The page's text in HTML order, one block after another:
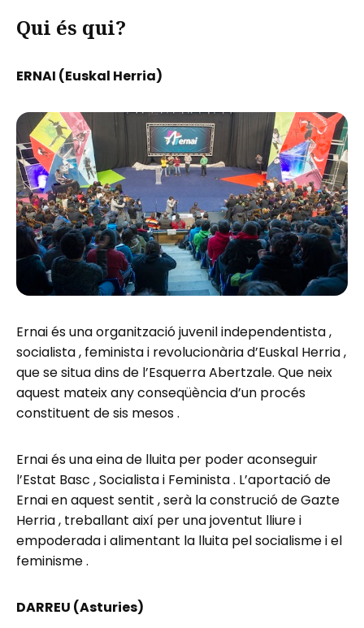
Qui és qui?
ERNAI (Euskal Herria)
Ernai és una organització juvenil independentista ,
socialista , feminista i revolucionària d’Euskal Herria ,
que se situa dins de l’Esquerra Abertzale. Que neix
aquest mateix any conseqüència d’un procés
constituent de sis mesos .
Ernai és una eina de lluita per poder aconseguir
l’Estat Basc , Socialista i Feminista . L’aportació de
Ernai en aquest sentit , serà la construció de Gazte
Herria , treballant així per una joventut lliure i
empoderada i alimentant la lluita pel socialisme i el
feminisme .
DARREU (Asturies)